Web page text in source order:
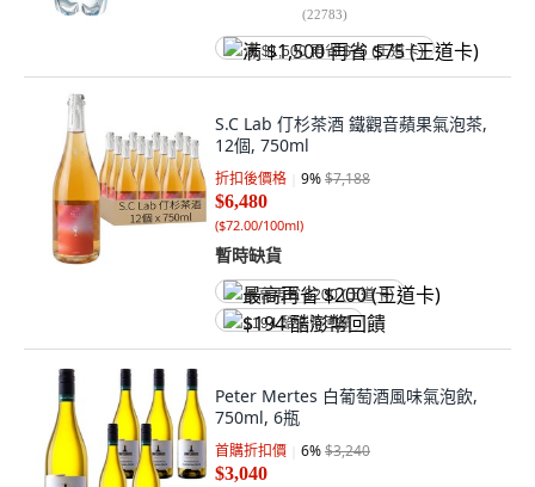
(22783)
满 $1,500 再省 $75 (王道卡)
S.C Lab 仃杉茶酒 鐵觀音蘋果氣泡茶,
12個, 750ml
折扣後價格 9%$7,188
$6,480
($72.00/100ml)
暫時缺貨
最高再省 $200 (王道卡)
$194 酷澎幣回饋
Peter Mertes 白葡萄酒風味氣泡飲,
750ml, 6瓶
首購折扣價 6%$3,240
$3,040